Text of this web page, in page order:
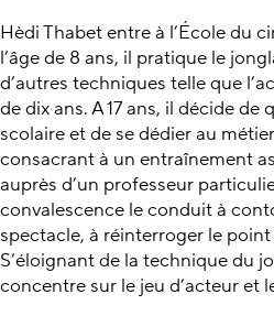
Hèdi Thabet entre à l’École du
l’âge de 8 ans, il pratique le
d’autres techniques telle que
de dix ans. A 17 ans, il décide de
scolaire et de se dédier au
consacrant à un entraînement
auprès d’un professeur
convalescence le conduit à
spectacle, à réinterroger le point
S’éloignant de la technique du
concentre sur le jeu d’acteur et